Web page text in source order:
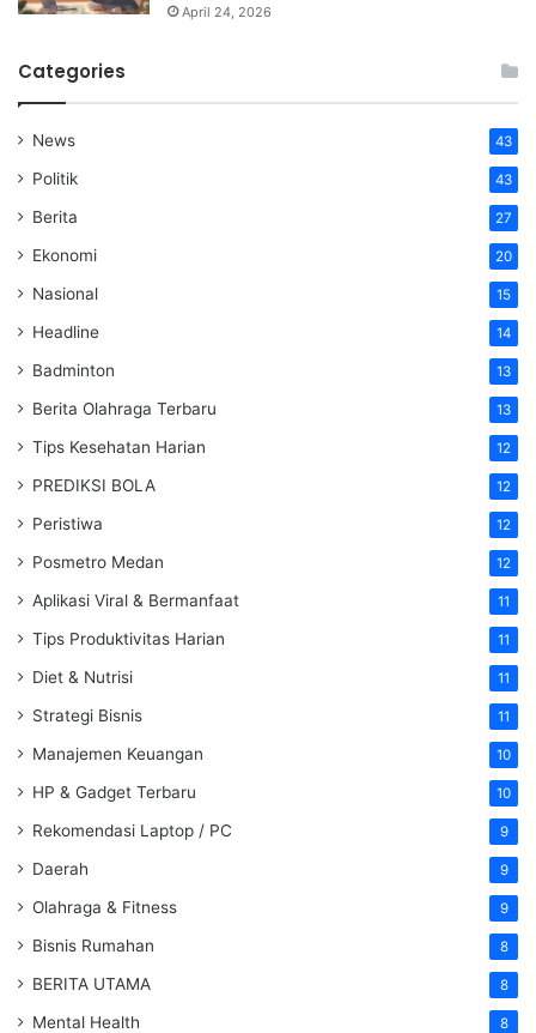
April 24, 2026
Categories
News 43
Politik 43
Berita 27
Ekonomi 20
Nasional 15
Headline 14
Badminton 13
Berita Olahraga Terbaru 13
Tips Kesehatan Harian 12
PREDIKSI BOLA 12
Peristiwa 12
Posmetro Medan 12
Aplikasi Viral & Bermanfaat 11
Tips Produktivitas Harian 11
Diet & Nutrisi 11
Strategi Bisnis 11
Manajemen Keuangan 10
HP & Gadget Terbaru 10
Rekomendasi Laptop / PC 9
Daerah 9
Olahraga & Fitness 9
Bisnis Rumahan 8
BERITA UTAMA 8
Mental Health 8